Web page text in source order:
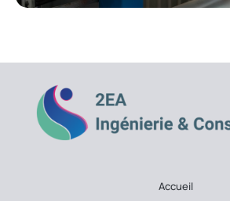
Accueil